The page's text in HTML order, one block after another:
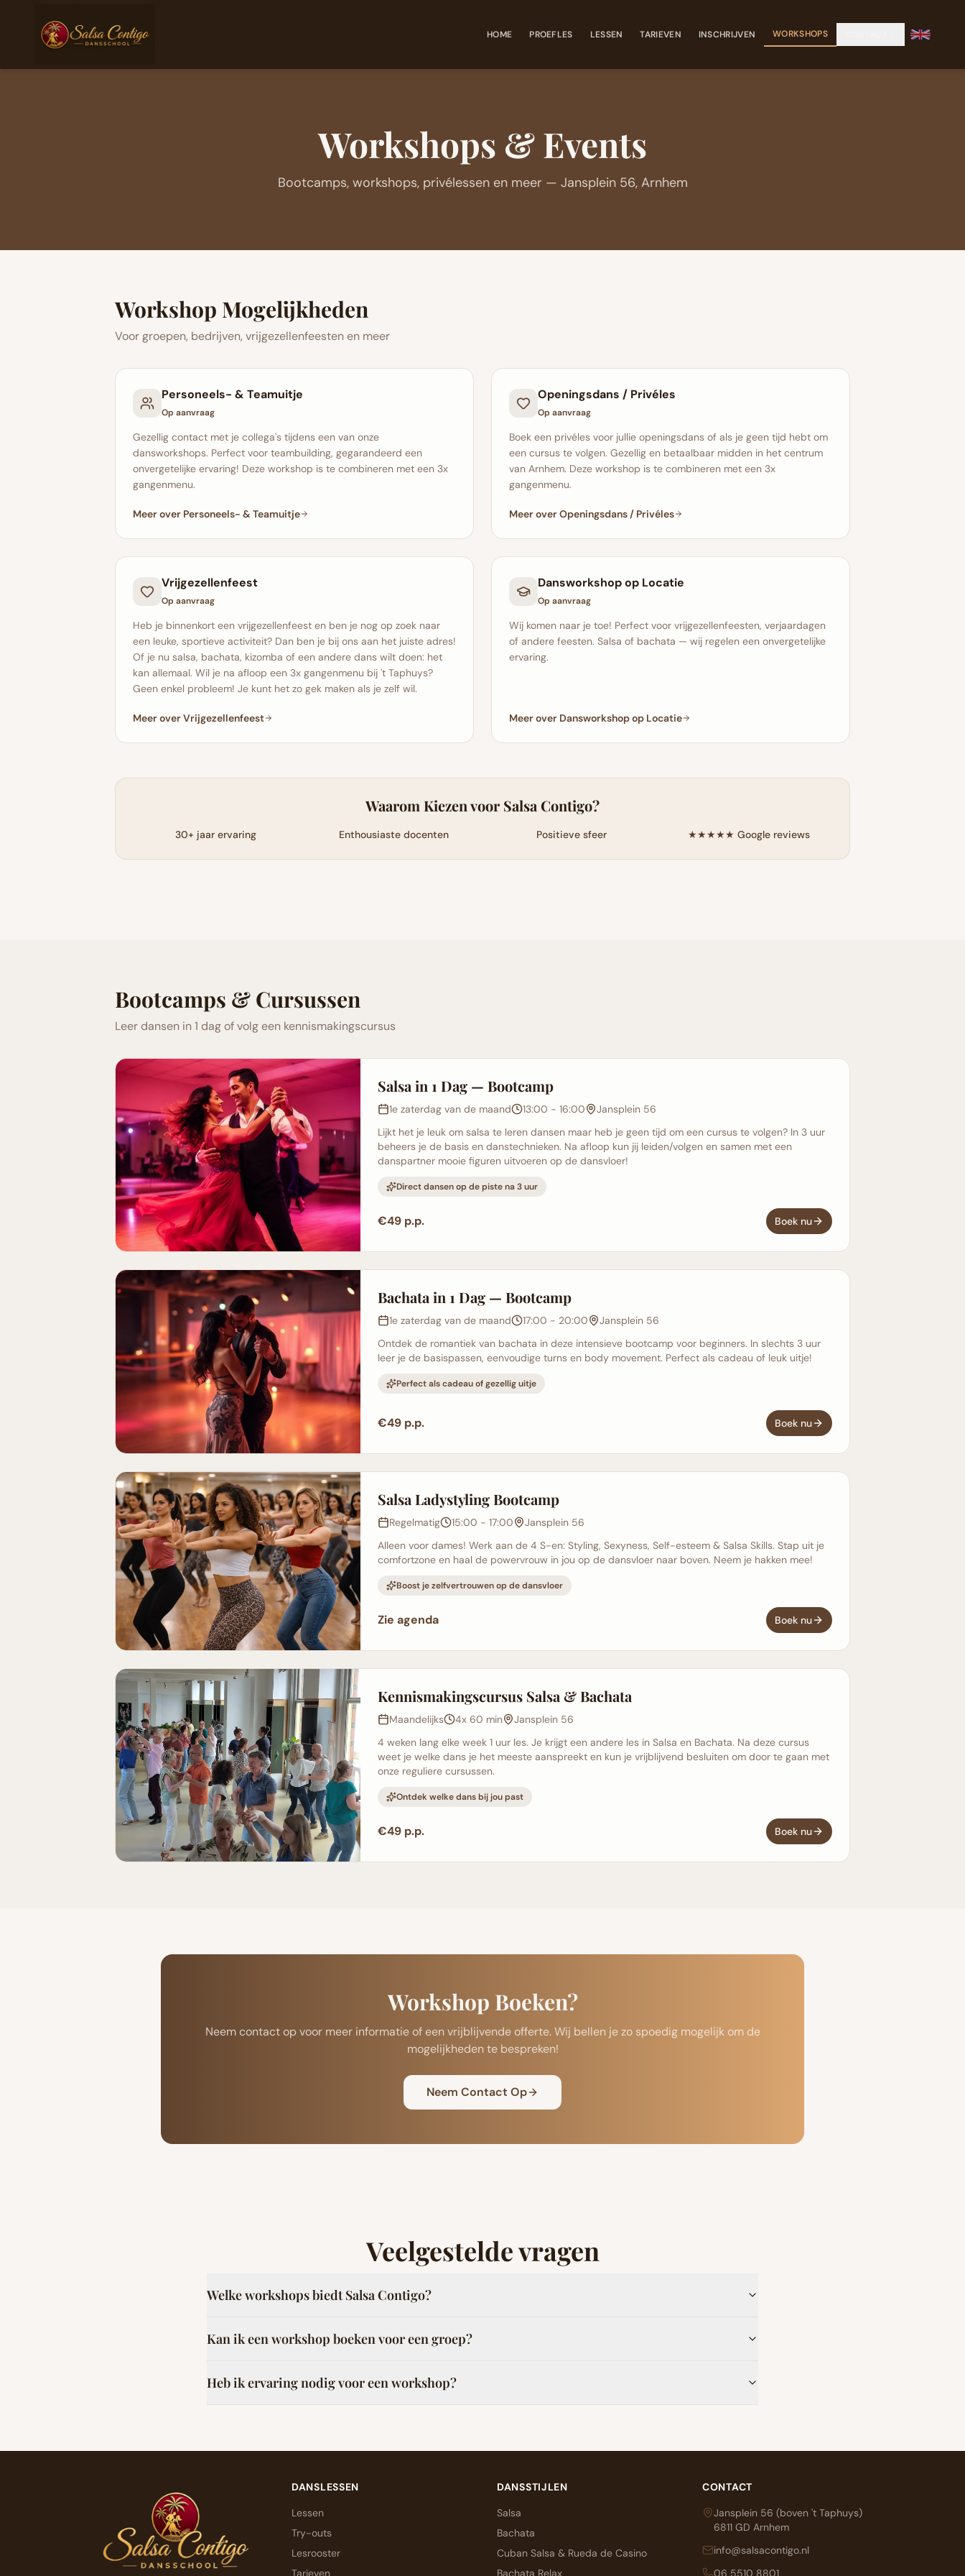
HOME PROEFLES LESSEN TARIEVEN INSCHRIJVEN WORKSHOPS
Workshops & Events
Bootcamps, workshops, privélessen en meer — Jansplein 56, Arnhem
Workshop Mogelijkheden
Voor groepen, bedrijven, vrijgezellenfeesten en meer
Personeels- & Teamuitje
Op aanvraag
Gezellig contact met je collega's tijdens een van onze
dansworkshops. Perfect voor teambuilding, gegarandeerd een
onvergetelijke ervaring! Deze workshop is te combineren met een 3x
gangenmenu.
Meer over Personeels- & Teamuitje
Openingsdans / Privéles
Op aanvraag
Boek een privéles voor jullie openingsdans of als je geen tijd hebt om
een cursus te volgen. Gezellig en betaalbaar midden in het centrum
van Arnhem. Deze workshop is te combineren met een 3x
gangenmenu.
Meer over Openingsdans / Privéles
Vrijgezellenfeest
Op aanvraag
Heb je binnenkort een vrijgezellenfeest en ben je nog op zoek naar
een leuke, sportieve activiteit? Dan ben je bij ons aan het juiste adres!
Of je nu salsa, bachata, kizomba of een andere dans wilt doen: het
kan allemaal. Wil je na afloop een 3x gangenmenu bij 't Taphuys?
Geen enkel probleem! Je kunt het zo gek maken als je zelf wil.
Meer over Vrijgezellenfeest
Dansworkshop op Locatie
Op aanvraag
Wij komen naar je toe! Perfect voor vrijgezellenfeesten, verjaardagen
of andere feesten. Salsa of bachata — wij regelen een onvergetelijke
ervaring.
Meer over Dansworkshop op Locatie
Waarom Kiezen voor Salsa Contigo?
30+ jaar ervaring Enthousiaste docenten Positieve sfeer ★★★★★ Google reviews
Bootcamps & Cursussen
Leer dansen in 1 dag of volg een kennismakingscursus
Salsa in 1 Dag — Bootcamp
1e zaterdag van de maand 13:00 - 16:00
Jansplein 56
Lijkt het je leuk om salsa te leren dansen maar heb je geen tijd om een cursus te volgen? In 3 uur
beheers je de basis en danstechnieken. Na afloop kun jij leiden/volgen en samen met een
danspartner mooie figuren uitvoeren op de dansvloer!
Direct dansen op de piste na 3 uur
€49 p.p. Boek nu
Bachata in 1 Dag — Bootcamp
1e zaterdag van de maand 17:00 - 20:00
Jansplein 56
Ontdek de romantiek van bachata in deze intensieve bootcamp voor beginners. In slechts 3 uur
leer je de basispassen, eenvoudige turns en body movement. Perfect als cadeau of leuk uitje!
Perfect als cadeau of gezellig uitje
€49 p.p. Boek nu
Salsa Ladystyling Bootcamp
Regelmatig 15:00 - 17:00
Jansplein 56
Alleen voor dames! Werk aan de 4 S-en: Styling, Sexyness, Self-esteem & Salsa Skills. Stap uit je
comfortzone en haal de powervrouw in jou op de dansvloer naar boven. Neem je hakken mee!
Boost je zelfvertrouwen op de dansvloer
Zie agenda Boek nu
Kennismakingscursus Salsa & Bachata
Maandelijks 4x 60 min
Jansplein 56
4 weken lang elke week 1 uur les. Je krijgt een andere les in Salsa en Bachata. Na deze cursus
weet je welke dans je het meeste aanspreekt en kun je vrijblijvend besluiten om door te gaan met
onze reguliere cursussen.
Ontdek welke dans bij jou past
€49 p.p. Boek nu
Workshop Boeken?
Neem contact op voor meer informatie of een vrijblijvende offerte. Wij bellen je zo spoedig mogelijk om de
mogelijkheden te bespreken!
Neem Contact Op
Veelgestelde vragen
Welke workshops biedt Salsa Contigo?
Kan ik een workshop boeken voor een groep?
Heb ik ervaring nodig voor een workshop?
DANSLESSEN
Lessen
Try-outs
Lesrooster
DANSSTIJLEN
Salsa
Bachata
Cuban Salsa & Rueda de Casino
CONTACT
Jansplein 56 (boven 't Taphuys)
6811 GD Arnhem
info@salsacontigo.nl